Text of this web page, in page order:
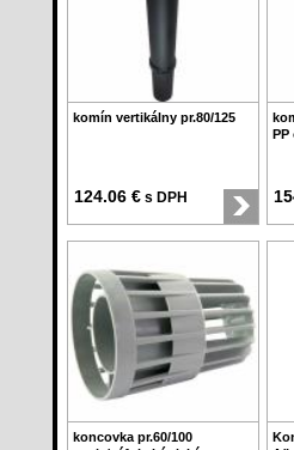
komín vertikálny pr.80/125
124.06 € s DPH
koncovka pr.60/100